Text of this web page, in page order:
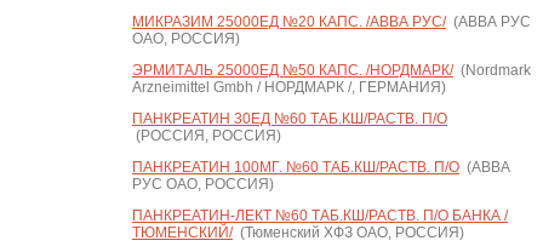
МИКРАЗИМ 25000ЕД №20 КАПС. /АВВА РУС/(АВВА РУС
ОАО, РОССИЯ)
ЭРМИТАЛЬ 25000ЕД №50 КАПС. /НОРДМАРК/(Nordmark
Arzneimittel Gmbh / НОРДМАРК /, ГЕРМАНИЯ)
ПАНКРЕАТИН 30ЕД №60 ТАБ.КШ/РАСТВ. П/О
(РОССИЯ, РОССИЯ)
ПАНКРЕАТИН 100МГ. №60 ТАБ.КШ/РАСТВ. П/О(АВВА
РУС ОАО, РОССИЯ)
ПАНКРЕАТИН-ЛЕКТ №60 ТАБ.КШ/РАСТВ. П/О БАНКА /
ТЮМЕНСКИЙ/(Тюменский ХФЗ ОАО, РОССИЯ)